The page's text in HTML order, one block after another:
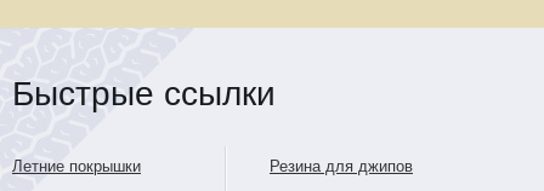
Быстрые ссылки
Летние покрышки Резина для джипов